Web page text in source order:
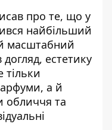
про те, що у
найбільший
масштабний
естетику
тільки
а й
обличчя та